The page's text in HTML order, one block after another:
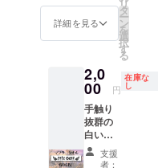
ますの
で、
ヒット
作にな
確実で
す！
ゲット
できる
最初で
最後の
チャン
ス！ ご
にフロ
イド
ローズ
付きの
タイ
プ。 ソ
フト
ケース
付き。
ジャン
ボフ
レット
詳細を見る
リ
タ
ー
ン
を
選
択
す
る
2,0
00 円
在庫な
し
手触り
抜群の
白いマ
フラー
タオ支援
者：